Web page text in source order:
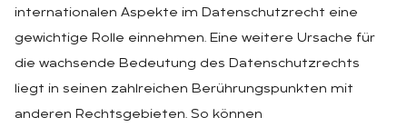
internationalen Aspekte im Datenschutzrecht eine
gewichtige Rolle einnehmen. Eine weitere Ursache für
die wachsende Bedeutung des Datenschutzrechts
liegt in seinen zahlreichen Berührungspunkten mit
anderen Rechtsgebieten. So können